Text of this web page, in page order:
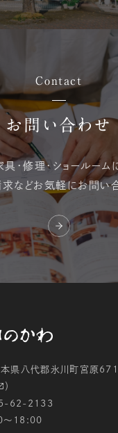
Contact
お問い合わせ
・修理・ ショールーム
などお気軽にお問い
県八代郡氷川町宮原
）
62-2133
〜18:00